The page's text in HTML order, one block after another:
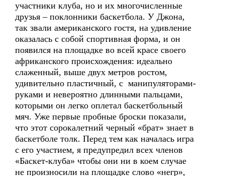
участники клуба, но и их многочисленные
друзья – поклонники баскетбола. У Джона,
так звали американского гостя, на удивление
оказалась с собой спортивная форма, и он
появился на площадке во всей красе своего
африканского происхождения: идеально
слаженный, выше двух метров ростом,
удивительно пластичный, с манипуляторами-
руками и невероятно длинными пальцами,
которыми он легко оплетал баскетбольный
мяч. Уже первые пробные броски показали,
что этот сорокалетний черный «брат» знает в
баскетболе толк. Перед тем как началась игра
с его участием, я предупредил всех членов
«Баскет-клуба» чтобы они ни в коем случае
не произносили на площадке слово «негр»,